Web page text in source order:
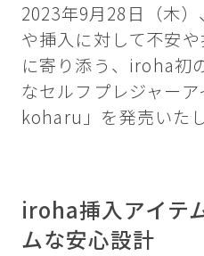
2023年9月28日（木
や挿入に対して不安
に寄り添う、iroha初
なセルフプレジャー
koharu」を発売いたし
iroha挿入アイテ
ムな安心設計